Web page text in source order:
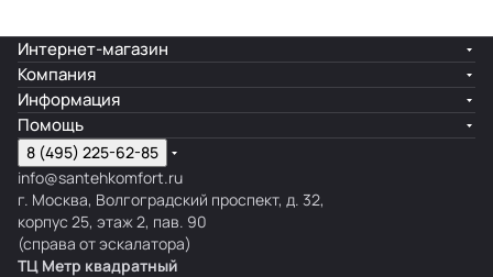
Интернет-магазин
Компания
Информация
Помощь
8 (495) 225-62-85
info@santehkomfort.ru
г. Москва, Волгоградский проспект, д. 32,
корпус 25, этаж 2, пав. 90
(справа от эскалатора)
ТЦ Метр квадратный